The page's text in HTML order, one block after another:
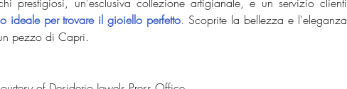
ideale per trovare il gioiello perfetto. Scoprite la bellezza e l'eleganza
pezzo di Capri.